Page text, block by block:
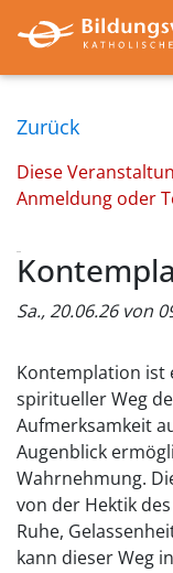
Zurück
Diese
Anmeldung oder
Sa., 20.06.26 von
Kontemplation ist
spiritueller Weg
Aufmerksamkeit
Augenblick
Wahrnehmung.
von der Hektik
Ruhe,
kann dieser Weg